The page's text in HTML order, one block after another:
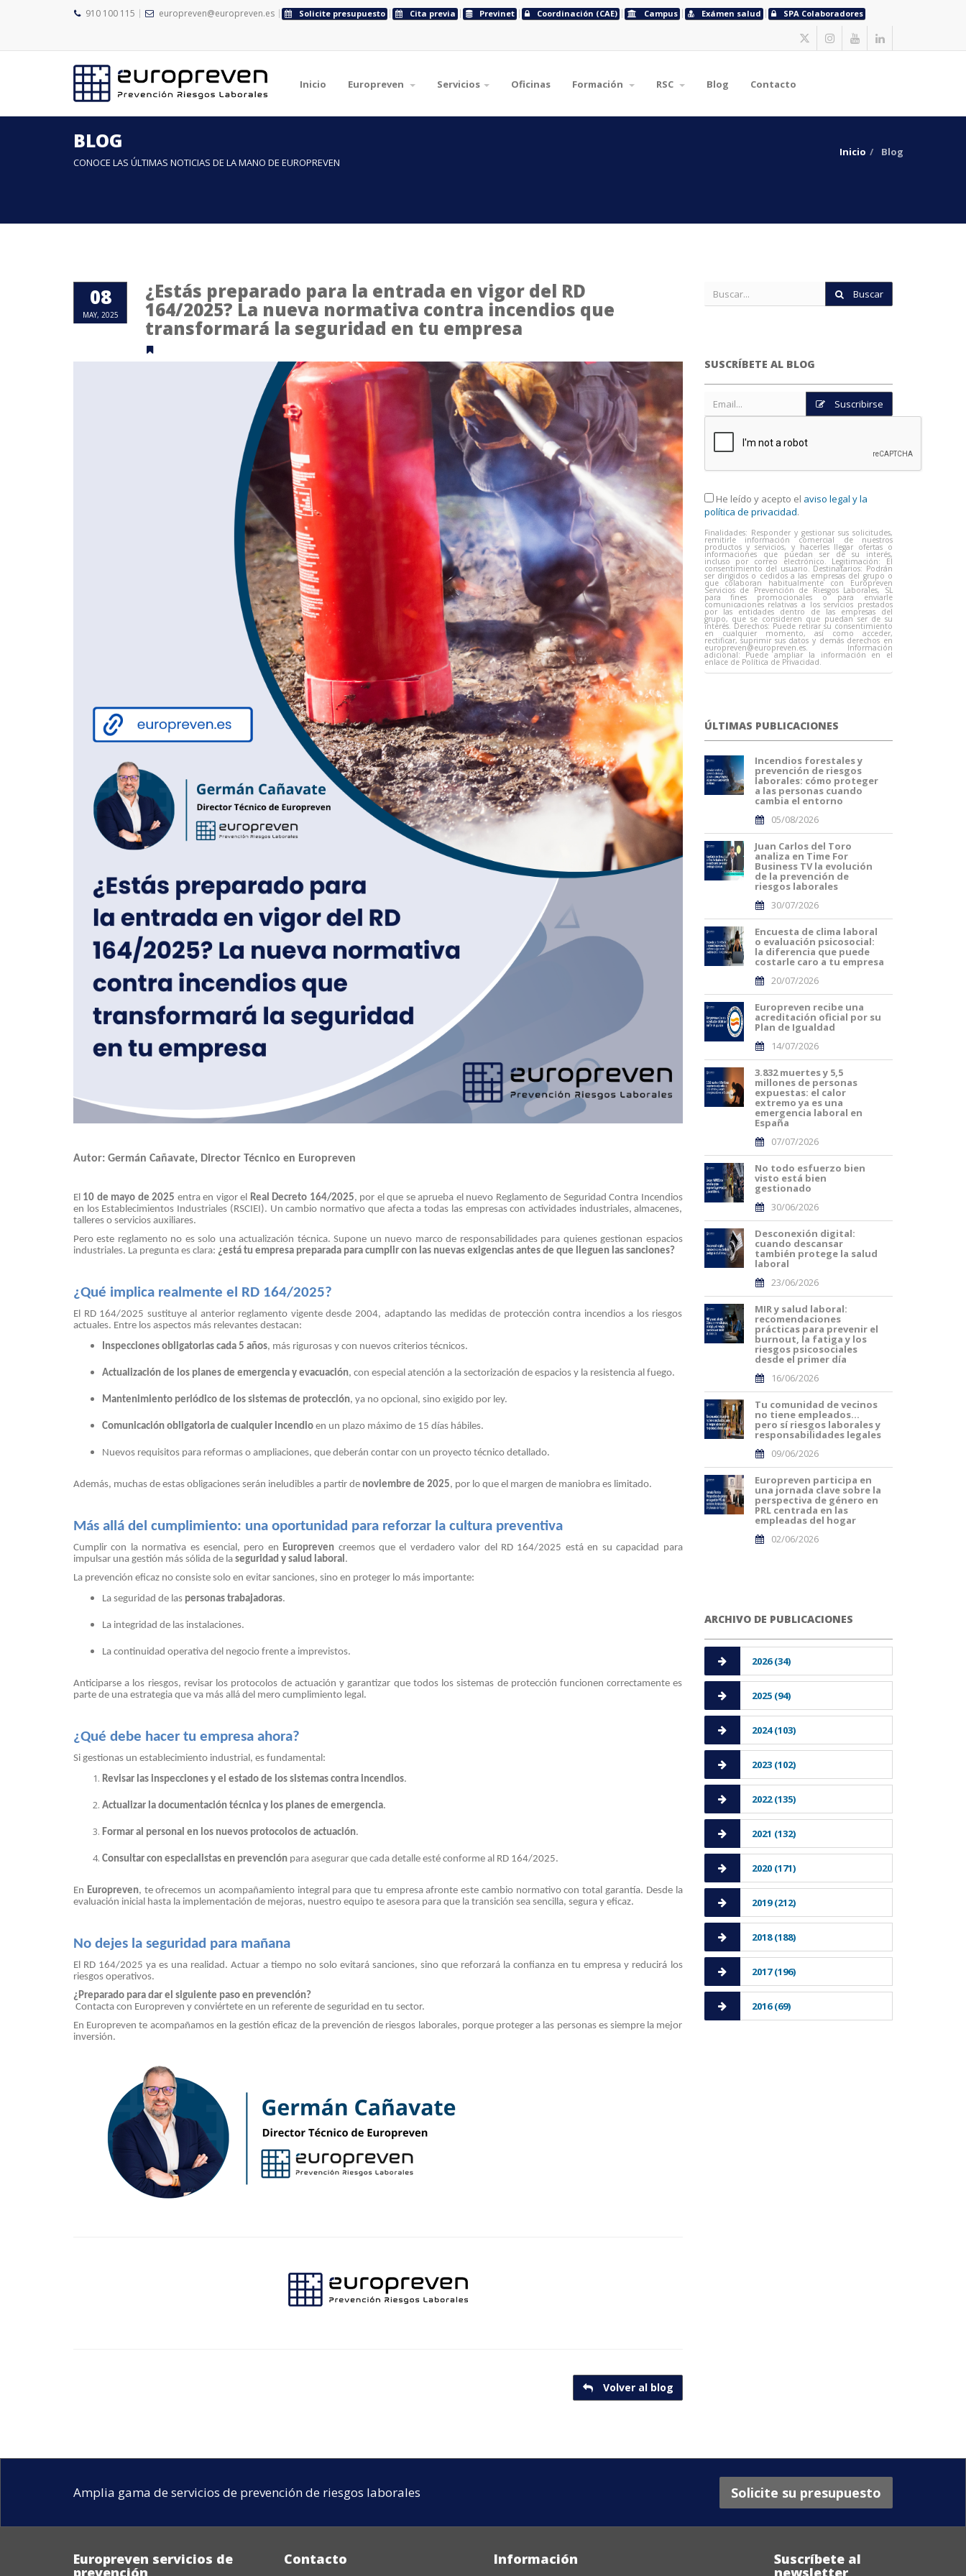
910 100 115 europreven@europreven.es Solicite presupuesto Cita previa Previnet Coordinación (CAE) Campus Exámen salud SPA Colaboradores
Inicio Europreven Servicios Oficinas Formación RSC Blog Contacto
BLOG
CONOCE LAS ÚLTIMAS NOTICIAS DE LA MANO DE EUROPREVEN
Inicio Blog
08
MAY, 2025
¿Estás preparado para la entrada en vigor del RD
164/2025? La nueva normativa contra incendios que
transformará la seguridad en tu empresa
Autor: Germán Cañavate, Director Técnico en Europreven
El 10 de mayo de 2025 entra en vigor el Real Decreto 164/2025, por el que se aprueba el nuevo Reglamento de Seguridad Contra Incendios
en los Establecimientos Industriales (RSCIEI). Un cambio normativo que afecta a todas las empresas con actividades industriales, almacenes,
talleres o servicios auxiliares.
Pero este reglamento no es solo una actualización técnica. Supone un nuevo marco de responsabilidades para quienes gestionan espacios
industriales. La pregunta es clara: ¿está tu empresa preparada para cumplir con las nuevas exigencias antes de que lleguen las sanciones?
¿Qué implica realmente el RD 164/2025?
El RD 164/2025 sustituye al anterior reglamento vigente desde 2004, adaptando las medidas de protección contra incendios a los riesgos
actuales. Entre los aspectos más relevantes destacan:
Inspecciones obligatorias cada 5 años, más rigurosas y con nuevos criterios técnicos.
Actualización de los planes de emergencia y evacuación, con especial atención a la sectorización de espacios y la resistencia al fuego.
Mantenimiento periódico de los sistemas de protección, ya no opcional, sino exigido por ley.
Comunicación obligatoria de cualquier incendio en un plazo máximo de 15 días hábiles.
Nuevos requisitos para reformas o ampliaciones, que deberán contar con un proyecto técnico detallado.
Además, muchas de estas obligaciones serán ineludibles a partir de noviembre de 2025, por lo que el margen de maniobra es limitado.
Más allá del cumplimiento: una oportunidad para reforzar la cultura preventiva
Cumplir con la normativa es esencial, pero en Europreven creemos que el verdadero valor del RD 164/2025 está en su capacidad para
impulsar una gestión más sólida de la seguridad y salud laboral .
La prevención eficaz no consiste solo en evitar sanciones, sino en proteger lo más importante:
La seguridad de las personas trabajadoras.
La integridad de las instalaciones.
La continuidad operativa del negocio frente a imprevistos.
Anticiparse a los riesgos, revisar los protocolos de actuación y garantizar que todos los sistemas de protección funcionen correctamente es
parte de una estrategia que va más allá del mero cumplimiento legal.
¿Qué debe hacer tu empresa ahora?
Si gestionas un establecimiento industrial, es fundamental:
Revisar las inspecciones y el estado de los sistemas contra incendios.
Actualizar la documentación técnica y los planes de emergencia.
Formar al personal en los nuevos protocolos de actuación.
Consultar con especialistas en prevención para asegurar que cada detalle esté conforme al RD 164/2025.
En Europreven, te ofrecemos un acompañamiento integral para que tu empresa afronte este cambio normativo con total garantía. Desde la
evaluación inicial hasta la implementación de mejoras, nuestro equipo te asesora para que la transición sea sencilla, segura y eficaz.
No dejes la seguridad para mañana
El RD 164/2025 ya es una realidad. Actuar a tiempo no solo evitará sanciones, sino que reforzará la confianza en tu empresa y reducirá los
riesgos operativos.
¿Preparado para dar el siguiente paso en prevención?
Contacta con Europreven y conviértete en un referente de seguridad en tu sector.
En Europreven te acompañamos en la gestión eficaz de la prevención de riesgos laborales, porque proteger a las personas es siempre la mejor
inversión.
Volver al blog
Buscar
SUSCRÍBETE AL BLOG
Suscribirse
He leído y acepto el aviso legal y la
política de privacidad.
Finalidades: Responder y gestionar sus solicitudes,
remitirle información comercial de nuestros
productos y servicios, y hacerles llegar ofertas o
informaciones que puedan ser de su interés,
incluso por correo electrónico. Legitimación: El
consentimiento del usuario. Destinatarios: Podrán
ser dirigidos o cedidos a las empresas del grupo o
que colaboran habitualmente con Europreven
Servicios de Prevención de Riesgos Laborales, SL
para fines promocionales o para enviarle
comunicaciones relativas a los servicios prestados
por las entidades dentro de las empresas del
grupo, que se consideren que puedan ser de su
interés. Derechos: Puede retirar su consentimiento
en cualquier momento, así como acceder,
rectificar, suprimir sus datos y demás derechos en
europreven@europreven.es. Información
adicional: Puede ampliar la información en el
enlace de Política de Privacidad.
ÚLTIMAS PUBLICACIONES
Incendios forestales y
prevención de riesgos
laborales: cómo proteger
a las personas cuando
cambia el entorno
05/08/2026
Juan Carlos del Toro
analiza en Time For
Business TV la evolución
de la prevención de
riesgos laborales
30/07/2026
Encuesta de clima laboral
o evaluación psicosocial:
la diferencia que puede
costarle caro a tu empresa
20/07/2026
Europreven recibe una
acreditación oficial por su
Plan de Igualdad
14/07/2026
3.832 muertes y 5,5
millones de personas
expuestas: el calor
extremo ya es una
emergencia laboral en
España
07/07/2026
No todo esfuerzo bien
visto está bien
gestionado
30/06/2026
Desconexión digital:
cuando descansar
también protege la salud
laboral
23/06/2026
MIR y salud laboral:
recomendaciones
prácticas para prevenir el
burnout, la fatiga y los
riesgos psicosociales
desde el primer día
16/06/2026
Tu comunidad de vecinos
no tiene empleados…
pero sí riesgos laborales y
responsabilidades legales
09/06/2026
Europreven participa en
una jornada clave sobre la
perspectiva de género en
PRL centrada en las
empleadas del hogar
02/06/2026
ARCHIVO DE PUBLICACIONES
2026 (34)
2025 (94)
2024 (103)
2023 (102)
2022 (135)
2021 (132)
2020 (171)
2019 (212)
2018 (188)
2017 (196)
2016 (69)
Amplia gama de servicios de prevención de riesgos laborales Solicite su presupuesto
Europreven servicios de
prevención
Contacto Información Suscríbete al
newsletter